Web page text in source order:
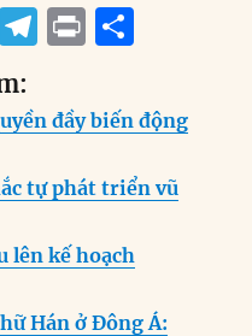
W T
e
g
r
m
P
n
t
a
re
đầy biến động
tự phát triển vũ
lên kế hoạch
Hán ở Đông Á: